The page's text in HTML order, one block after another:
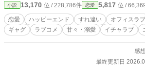
小説 13,170 位 / 228,786件 恋愛 5,817 位 /
恋愛 ハッピーエンド すれ違い オフィスラブ
ギャグ
ラブコメ 甘々・溺愛 イチャラブ
感
最終更新日